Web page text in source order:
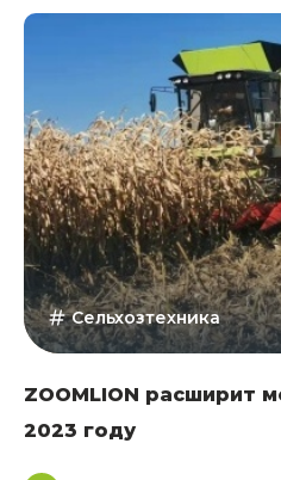
Сельхозтехника
ZOOMLION расширит
2023 году